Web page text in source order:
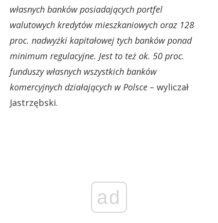
własnych banków posiadających portfel
walutowych kredytów mieszkaniowych oraz 128
proc. nadwyżki kapitałowej tych banków ponad
minimum regulacyjne. Jest to też ok. 50 proc.
funduszy własnych wszystkich banków
komercyjnych działających w Polsce – wyliczał
Jastrzębski.
ad